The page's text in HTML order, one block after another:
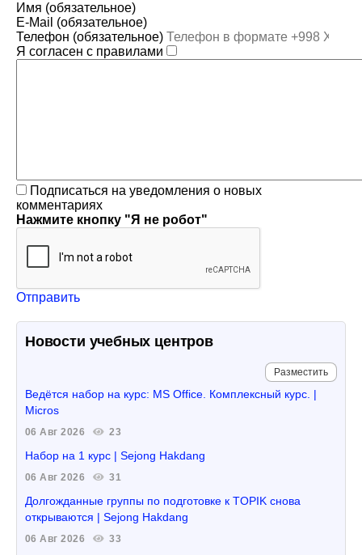
Имя (обязательное)
E-Mail (обязательное)
Телефон (обязательное)
Я согласен с правилами
Подписаться на уведомления о новых
комментариях
Нажмите кнопку "Я не робот"
Отправить
Новости учебных центров
Разместить
Ведётся набор на курс: MS Office. Комплексный курс. |
Micros
06 Авг 2026 23
Набор на 1 курс | Sejong Hakdang
06 Авг 2026 31
Долгожданные группы по подготовке к TOPIK снова
открываются | Sejong Hakdang
06 Авг 2026 33